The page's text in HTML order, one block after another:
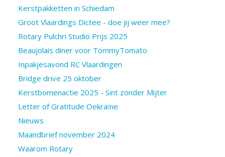
Kerstpakketten in Schiedam
Groot Vlaardings Dictee - doe jij weer mee?
Rotary Pulchri Studio Prijs 2025
Beaujolais diner voor TommyTomato
Inpakjesavond RC Vlaardingen
Bridge drive 25 oktober
Kerstbomenactie 2025 - Sint zonder Mijter
Letter of Gratitude Oekraïne
Nieuws
Maandbrief november 2024
Waarom Rotary